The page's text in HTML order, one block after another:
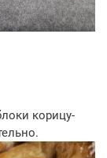
корицу-